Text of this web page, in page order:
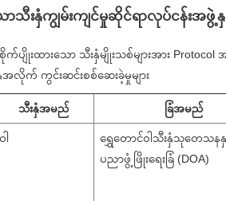
းနှံကျွမ်းကျင်မှုဆိုင်ရာလုပ်ငန်းအဖွဲ့
က်ပျိုးထားသော သီးနှံမျိုးသစ်များအား
လိုက် ကွင်းဆင်းစစ်ဆေးခဲ့မှုများ
သီးနှံအမည် ခြံအမည်
ဝါ
ရွှေတောင်ဝါသီးနှံသုတေသန
ပညာဖွံ့ဖြိုးရေးခြံ (DOA)